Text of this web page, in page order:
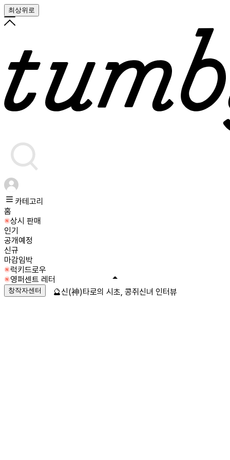
최상위로
카테고리
홈
상시 판매
인기
공개예정
신규
마감임박
럭키드로우
영퍼센트 레터
창작자센터 🔮신(神)타로의 시초, 콩쥐신녀 인터뷰